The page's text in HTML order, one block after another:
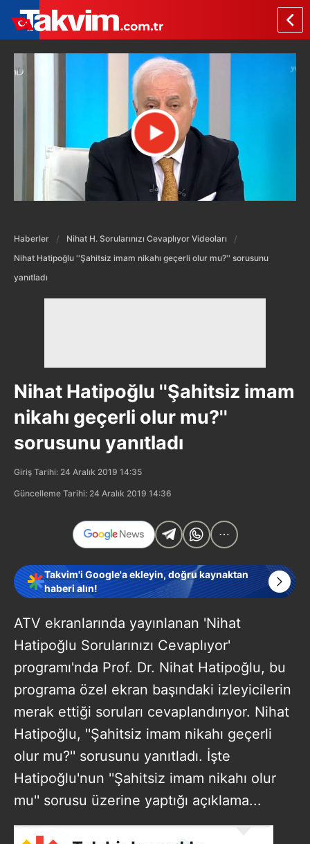
Haberler
Nihat H. Sorularınızı Cevaplıyor Videoları
Nihat Hatipoğlu ''Şahitsiz imam nikahı geçerli olur mu?'' sorusunu
yanıtladı
Nihat Hatipoğlu ''Şahitsiz imam
nikahı geçerli olur mu?''
sorusunu yanıtladı
Giriş Tarihi: 24 Aralık 2019 14:35
Güncelleme Tarihi: 24 Aralık 2019 14:36
Takvim'i Google'a ekleyin, doğru kaynaktan
haberi alın!
ATV ekranlarında yayınlanan 'Nihat
Hatipoğlu Sorularınızı Cevaplıyor'
programı'nda Prof. Dr. Nihat Hatipoğlu, bu
programa özel ekran başındaki izleyicilerin
merak ettiği soruları cevaplandırıyor. Nihat
Hatipoğlu, ''Şahitsiz imam nikahı geçerli
olur mu?'' sorusunu yanıtladı. İşte
Hatipoğlu'nun ''Şahitsiz imam nikahı olur
mu'' sorusu üzerine yaptığı açıklama...